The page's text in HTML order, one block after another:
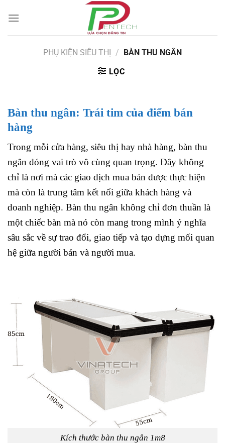
qua
PHỤ KIỆN SIÊU THỊ / BÀN THU NGÂN
LỌC
Bàn thu ngân: Trái tim của điểm bán
hàng
Trong mỗi cửa hàng, siêu thị hay nhà hàng, bàn thu
ngân đóng vai trò vô cùng quan trọng. Đây không
chỉ là nơi mà các giao dịch mua bán được thực hiện
mà còn là trung tâm kết nối giữa khách hàng và
doanh nghiệp. Bàn thu ngân không chỉ đơn thuần là
một chiếc bàn mà nó còn mang trong mình ý nghĩa
sâu sắc về sự trao đổi, giao tiếp và tạo dựng mối quan
hệ giữa người bán và người mua.
Kích thước bàn thu ngân 1m8